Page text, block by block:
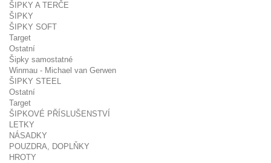
ŠIPKY A TERČE
ŠIPKY
ŠIPKY SOFT
Target
Ostatní
Šipky samostatné
Winmau - Michael van Gerwen
ŠIPKY STEEL
Ostatní
Target
ŠIPKOVÉ PŘÍSLUŠENSTVÍ
LETKY
NÁSADKY
POUZDRA, DOPLŇKY
HROTY